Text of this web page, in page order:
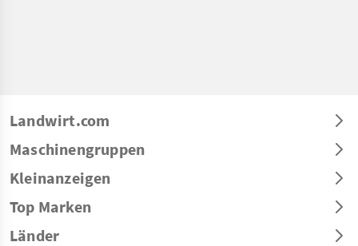
Landwirt.com
Maschinengruppen
Kleinanzeigen
Top Marken
Länder